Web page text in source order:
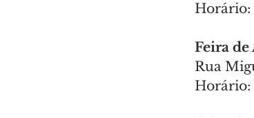
Horário:
Feira de
Rua
Horário: